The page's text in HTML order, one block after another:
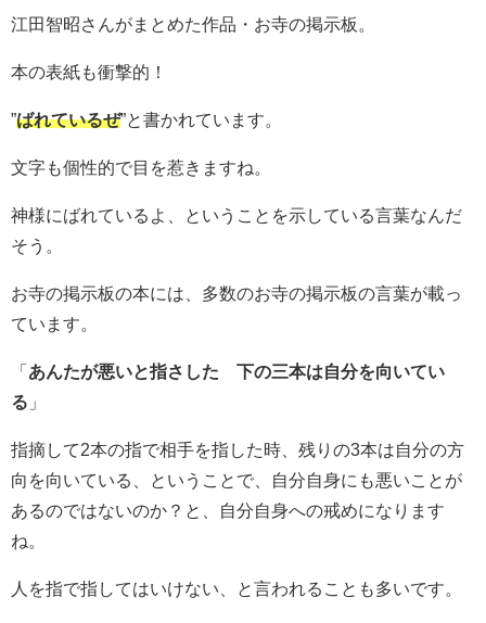
江田智昭さんがまとめた作品・お寺の掲示板。
本の表紙も衝撃的！
”ばれているぜ”と書かれています。
文字も個性的で目を惹きますね。
神様にばれているよ、ということを示している言葉なんだ
そう。
お寺の掲示板の本には、多数のお寺の掲示板の言葉が載っ
ています。
「 あんたが悪いと指さした 下の三本は自分を向いてい
る 」
指摘して2本の指で相手を指した時、残りの3本は自分の方
向を向いている、ということで、自分自身にも悪いことが
あるのではないのか？と、自分自身への戒めになります
ね。
人を指で指してはいけない、と言われることも多いです。